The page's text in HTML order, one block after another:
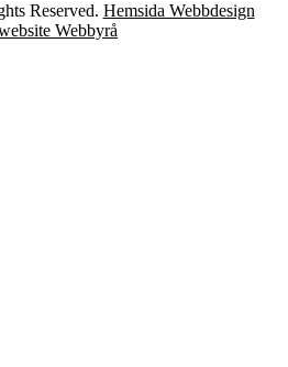
Reserved. Hemsida Webbdesign
Webbyrå